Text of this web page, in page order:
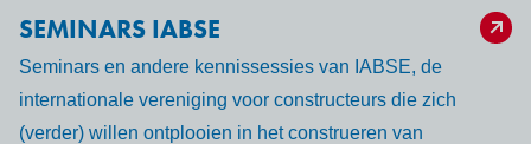
SEMINARS IABSE
Seminars en andere kennissessies van IABSE, de
internationale vereniging voor constructeurs die zich
(verder) willen ontplooien in het construeren van